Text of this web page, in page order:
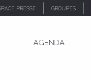
PRESSE GROUPES
AGENDA